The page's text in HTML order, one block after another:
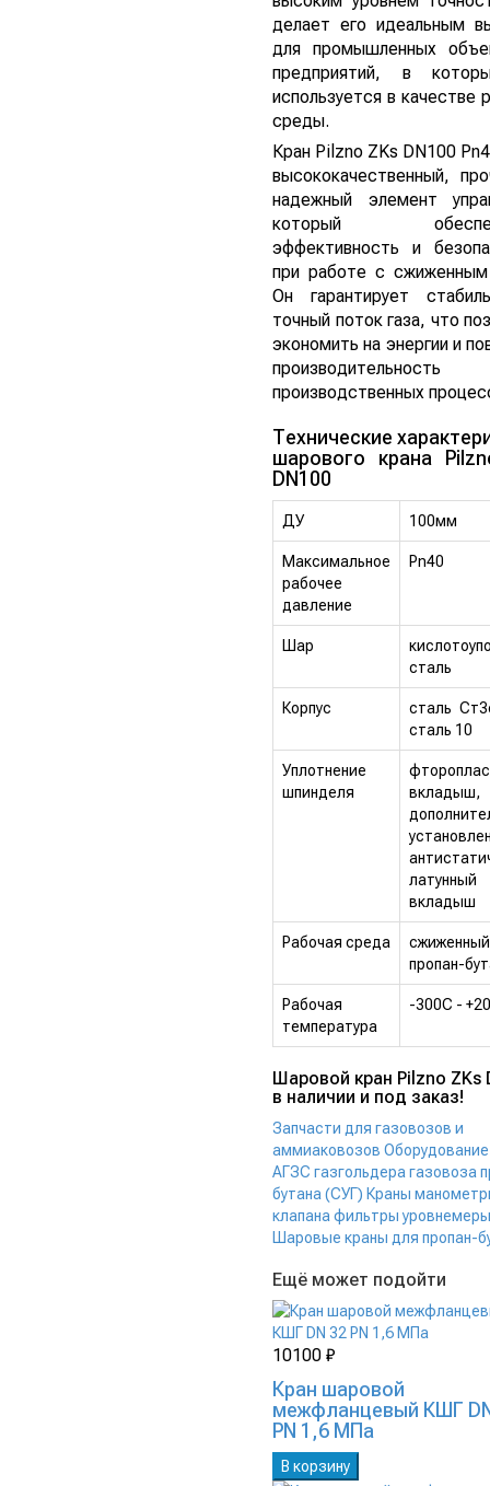
делает его идеальным
для промышленных
предприятий, в
используется в качестве
среды.
Кран Pilzno ZKs DN100
высококачественный,
надежный элемент
который
эффективность и
при работе с сжиженным
Он гарантирует
точный поток газа, что
экономить на энергии и
производительность
производственных
Технические
шарового крана
DN100
ДУ 100мм
Максимальное
рабочее
давление
Pn40
Шар
сталь
Корпус
сталь
сталь 10
Уплотнение
шпинделя
вкладыш,
латунный
вкладыш
Рабочая среда
пропан-
Рабочая
температура
-300С -
Шаровой кран Pilzno ZKs
в наличии и под заказ!
Запчасти для газовозов и
аммиаковозов
АГЗС газгольдера газовоза
бутана (СУГ) Краны
клапана фильтры
Шаровые краны для пропан-
Ещё может подойти
10100 ₽
Кран шаровой
межфланцевый КШГ
PN 1,6 МПа
В корзину